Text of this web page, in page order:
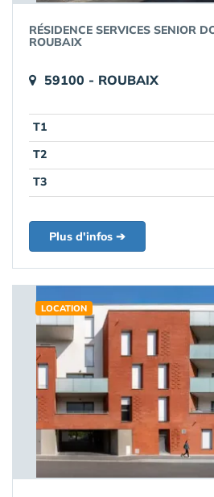
RÉSIDENCE SERVICES SENIOR
ROUBAIX
59100 - ROUBAIX
T1
T2
T3
Plus d'infos ➔
LOCATION